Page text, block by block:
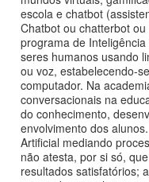
escola e chatbot
Chatbot ou chatterbot
programa de
seres humanos usando
ou voz, estabelecendo-
computador. Na
conversacionais na
do conhecimento,
envolvimento dos
Artificial mediando
não atesta, por si só,
resultados satisfatórios;